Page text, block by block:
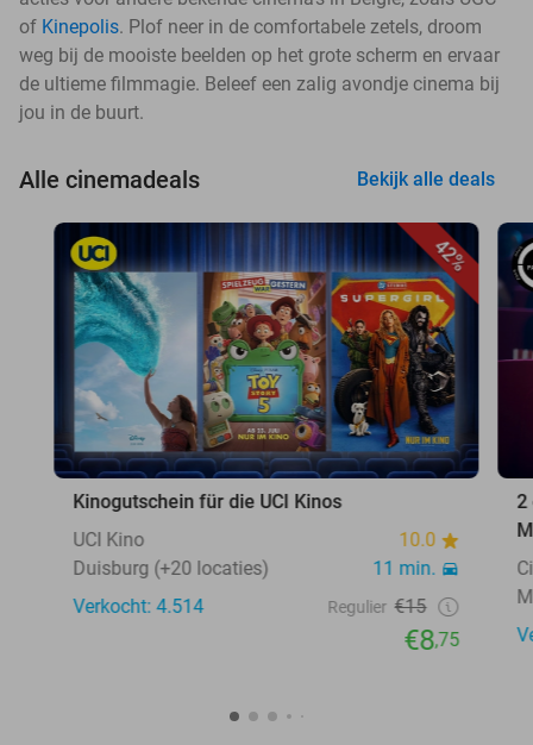
of Kinepolis. Plof neer in de comfortabele zetels, droom
weg bij de mooiste beelden op het grote scherm en ervaar
de ultieme filmmagie. Beleef een zalig avondje cinema bij
jou in de buurt.
Alle cinemadeals Bekijk alle deals
42%
Kinogutschein für die UCI Kinos
UCI Kino
10.0
Duisburg (+20 locaties)
11 min.
Verkocht: 4.514
Regulier €15
€8,75
2